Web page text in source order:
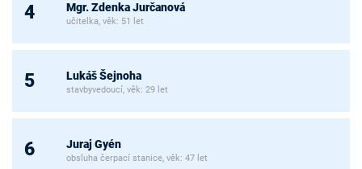
4 Mgr. Zdenka Jurčanová
učitelka, věk: 51 let
5 Lukáš Šejnoha
stavbyvedoucí, věk: 29 let
6 Juraj Gyén
obsluha čerpací stanice, věk: 47 let